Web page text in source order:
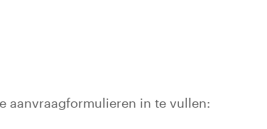
aanvraagformulieren in te vullen: